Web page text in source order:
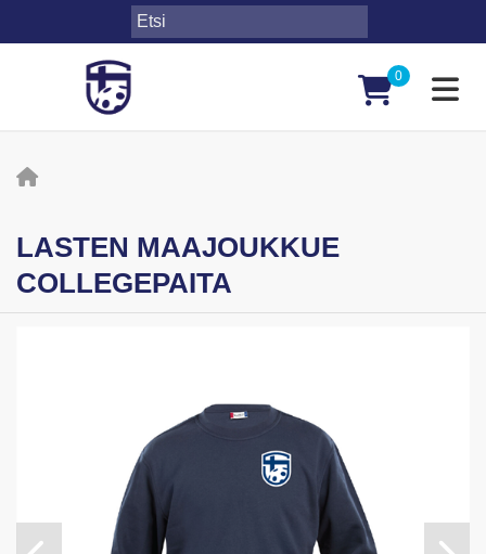
0
LASTEN MAAJOUKKUE
COLLEGEPAITA